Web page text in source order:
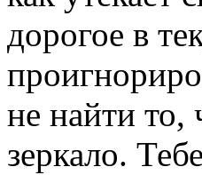
дорогое в
не найти
зеркало.